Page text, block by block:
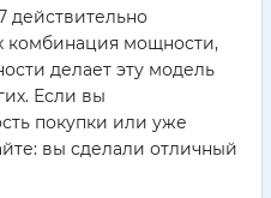
действительно
комбинация мощности,
делает эту модель
Если вы
покупки или уже
вы сделали отличный